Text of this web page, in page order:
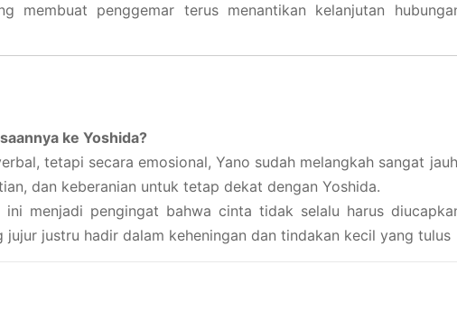
membuat penggemar terus menantikan kelanjutan
ke Yoshida?
tetapi secara emosional, Yano sudah melangkah sangat
dan keberanian untuk tetap dekat dengan Yoshida.
menjadi pengingat bahwa cinta tidak selalu harus
justru hadir dalam keheningan dan tindakan kecil yang tulus